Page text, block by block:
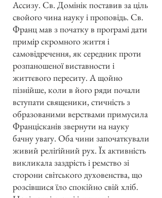
Ассизу. Св. Домінік поставив за ціль
свойого чина науку і проповідь. Св.
Франц мав з початку в програмі дати
примір скромного життя і
самовідречення, як середник проти
розпаношеної виставности і
життєвого переситу. А щойно
пізнійше, коли в його ряди почали
вступати священики, стичність з
образованими верствами примусила
Францісканів звернути на науку
бачну увагу. Оба чини започаткували
живий реліґійний рух. Їх активність
викликала заздрість і ремство зі
сторони світського духовенства, що
розсівшися їло спокійно свій хліб.